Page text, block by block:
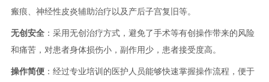
瘢痕、神经性皮炎辅助治疗以及产后子宫复旧等。
无创安全：采用无创治疗方式，避免了手术等有创操作带来的风险
和痛苦，对患者身体损伤小，副作用少，患者接受度高。
操作简便：经过专业培训的医护人员能够快速掌握操作流程，便于